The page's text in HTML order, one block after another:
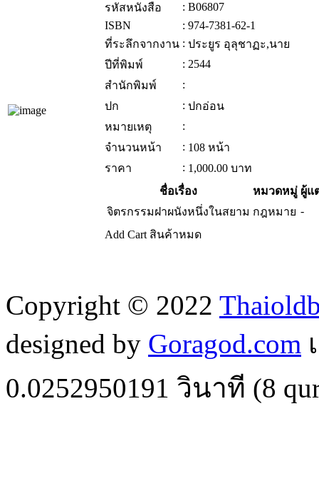
รหัสหนังสือ
: B06807
ISBN
: 974-7381-62-1
ที่ระลึกจากงาน : ประยูร อุลุชาฏะ,นาย
ปีที่พิมพ์
: 2544
สำนักพิมพ์
:
ปก
: ปกอ่อน
หมายเหตุ
:
จำนวนหน้า
: 108 หน้า
ราคา
: 1,000.00 บาท
ชื่อเรื่อง
หมวดหมู่ ผู้แ
จิตรกรรมฝาผนังหนึ่งในสยาม กฎหมาย -
Add Cart สินค้าหมด
Copyright © 2022
designed by Goragod.com
0.0252950191 วินาที (8